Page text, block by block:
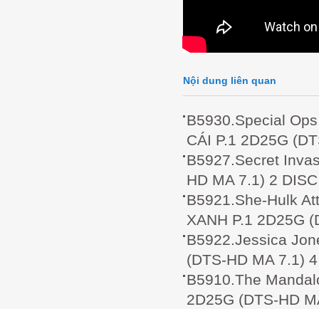
Nội dung liên quan
B5930.Special
CÁI P.1 2D25G
B5927.Secret
HD MA 7.1) 2 DISC
B5921.She-Hulk
XANH P.1 2D25G
B5922.Jessica
(DTS-HD MA 7.1)
B5910.The
2D25G (DTS-HD